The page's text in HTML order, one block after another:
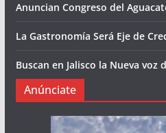
Anuncian Congreso del
La Gastronomía Será Eje de
Buscan en Jalisco la Nueva voz
Anúnciate